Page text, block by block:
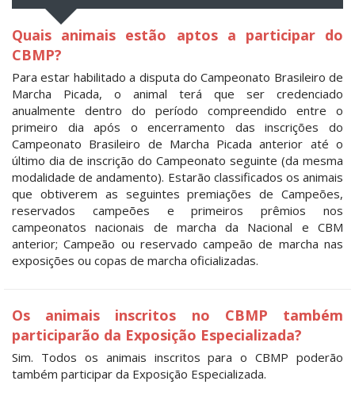
Quais animais estão aptos a participar do
CBMP?
Para estar habilitado a disputa do Campeonato Brasileiro de
Marcha Picada, o animal terá que ser credenciado
anualmente dentro do período compreendido entre o
primeiro dia após o encerramento das inscrições do
Campeonato Brasileiro de Marcha Picada anterior até o
último dia de inscrição do Campeonato seguinte (da mesma
modalidade de andamento). Estarão classificados os animais
que obtiverem as seguintes premiações de Campeões,
reservados campeões e primeiros prêmios nos
campeonatos nacionais de marcha da Nacional e CBM
anterior; Campeão ou reservado campeão de marcha nas
exposições ou copas de marcha oficializadas.
Os animais inscritos no CBMP também
participarão da Exposição Especializada?
Sim. Todos os animais inscritos para o CBMP poderão
também participar da Exposição Especializada.